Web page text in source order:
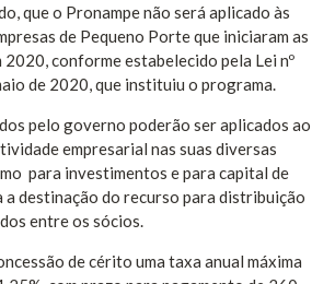
que o Pronampe não será aplicado às
de Pequeno Porte que iniciaram as
2020, conforme estabelecido pela Lei nº
de 2020, que instituiu o programa.
pelo governo poderão ser aplicados ao
empresarial nas suas diversas
para investimentos e para capital de
a destinação do recurso para distribuição
entre os sócios.
de cérito uma taxa anual máxima